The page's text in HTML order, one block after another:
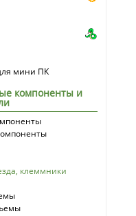
мини ПК
компоненты и
клеммники